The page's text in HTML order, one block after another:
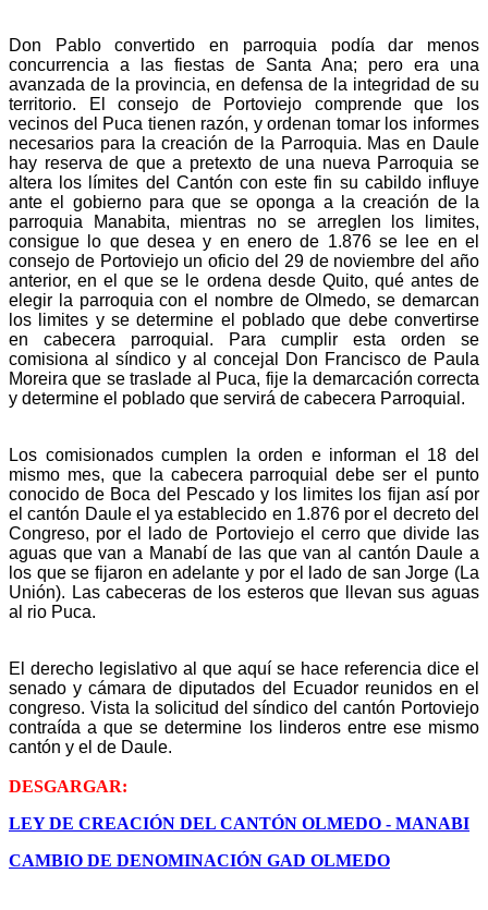
Don Pablo convertido en parroquia podía dar menos
concurrencia a las fiestas de Santa Ana; pero era una
avanzada de la provincia, en defensa de la integridad de su
territorio. El consejo de Portoviejo comprende que los
vecinos del Puca tienen razón, y ordenan tomar los informes
necesarios para la creación de la Parroquia. Mas en Daule
hay reserva de que a pretexto de una nueva Parroquia se
altera los límites del Cantón con este fin su cabildo influye
ante el gobierno para que se oponga a la creación de la
parroquia Manabita, mientras no se arreglen los limites,
consigue lo que desea y en enero de 1.876 se lee en el
consejo de Portoviejo un oficio del 29 de noviembre del año
anterior, en el que se le ordena desde Quito, qué antes de
elegir la parroquia con el nombre de Olmedo, se demarcan
los limites y se determine el poblado que debe convertirse
en cabecera parroquial. Para cumplir esta orden se
comisiona al síndico y al concejal Don Francisco de Paula
Moreira que se traslade al Puca, fije la demarcación correcta
y determine el poblado que servirá de cabecera Parroquial.
Los comisionados cumplen la orden e informan el 18 del
mismo mes, que la cabecera parroquial debe ser el punto
conocido de Boca del Pescado y los limites los fijan así por
el cantón Daule el ya establecido en 1.876 por el decreto del
Congreso, por el lado de Portoviejo el cerro que divide las
aguas que van a Manabí de las que van al cantón Daule a
los que se fijaron en adelante y por el lado de san Jorge (La
Unión). Las cabeceras de los esteros que llevan sus aguas
al rio Puca.
El derecho legislativo al que aquí se hace referencia dice el
senado y cámara de diputados del Ecuador reunidos en el
congreso. Vista la solicitud del síndico del cantón Portoviejo
contraída a que se determine los linderos entre ese mismo
cantón y el de Daule.
DESGARGAR:
LEY DE CREACIÓN DEL CANTÓN OLMEDO - MANABI
CAMBIO DE DENOMINACIÓN GAD OLMEDO